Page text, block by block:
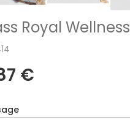
Royal Wellness
€